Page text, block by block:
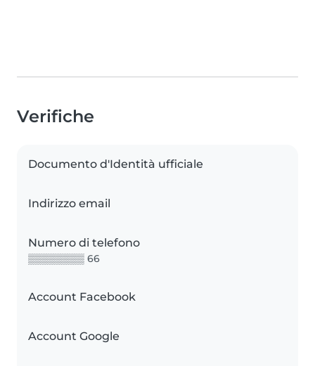
Verifiche
Documento d'Identità ufficiale
Indirizzo email
Numero di telefono
▒▒▒▒▒▒▒▒ 66
Account Facebook
Account Google